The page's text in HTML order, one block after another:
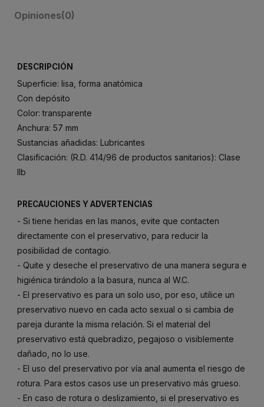
Opiniones(0)
DESCRIPCIÓN
Superficie: lisa, forma anatómica
Con depósito
Color: transparente
Anchura: 57 mm
Sustancias añadidas: Lubricantes
Clasificación: (R.D. 414/96 de productos sanitarios): Clase
IIb
PRECAUCIONES Y ADVERTENCIAS
- Si tiene heridas en las manos, evite que contacten
directamente con el preservativo, para reducir la
posibilidad de contagio.
- Quite y deseche el preservativo de una manera segura e
higiénica tirándolo a la basura, nunca al W.C.
- El preservativo es para un solo uso, por eso, utilice un
preservativo nuevo en cada acto sexual o si cambia de
pareja durante la misma relación. Si el material del
preservativo está quebradizo, pegajoso o visiblemente
dañado, no lo use.
- El uso del preservativo por vía anal aumenta el riesgo de
rotura. Para estos casos use un preservativo más grueso.
- En caso de rotura o deslizamiento, si el preservativo es